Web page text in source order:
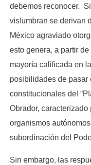
debemos reconocer.
vislumbran se derivan
México agraviado
esto genera, a partir
mayoría calificada en
posibilidades de pasar
constitucionales del
Obrador,
organismos
subordinación del
Sin embargo, las